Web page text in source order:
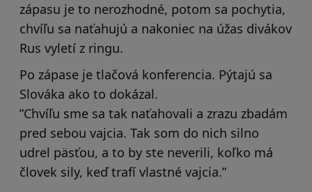
zápasu je to nerozhodné, potom sa pochytia,
chvíľu sa naťahujú a nakoniec na úžas divákov
Rus vyletí z ringu.
Po zápase je tlačová konferencia. Pýtajú sa
Slováka ako to dokázal.
”Chvíľu sme sa tak naťahovali a zrazu zbadám
pred sebou vajcia. Tak som do nich silno
udrel päsťou, a to by ste neverili, koľko má
človek sily, keď trafí vlastné vajcia.”